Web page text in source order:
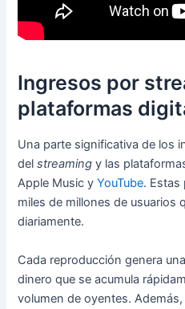
Ingresos por
plataformas
Una parte significativa de los
delstreaming y las
Apple Music yYouTube. Estas
miles de millones de usuarios
diariamente.
Cada reproducción genera
dinero que se acumula
volumen de oyentes.